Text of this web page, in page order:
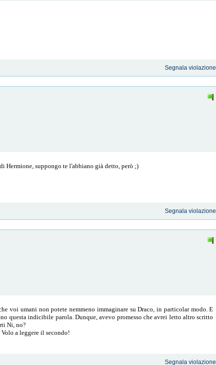
Segnala violazione
Hermione, suppongo te l'abbiano già detto, però ;)
Segnala violazione
voi umani non potete nemmeno immaginare su Draco, in particolar modo. E
questa indicibile parola. Dunque, avevo promesso che avrei letto altro scritto
Ni, no?
a leggere il secondo!
Segnala violazione